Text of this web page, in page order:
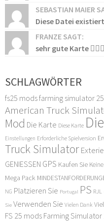
SEBASTIAN MAIER
Diese Datei
FRANZE SAGT:
sehr gute Karte
SCHLAGWÖRTER
fs25 modsfarming simulator
American Truck
Mod Die Karte Diese Karte
Einstellungen Erforderliche Spielversion
Truck Simulator
GENIESSEN GPS Kaufen Sie
Mega Pack
NG Platzieren Sie Portugal PS RJL
Sie Verwenden Sie Vielen Dank
FS 25 mods Farming